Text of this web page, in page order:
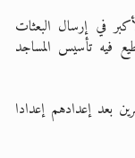
في إرسال البعثات
فيه تأسيس المساجد
بعد إعدادهم إعدادا